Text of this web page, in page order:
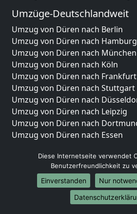
Umzüge-Deutschlandweit
Umzug von Düren nach Berlin
Umzug von Düren nach Hamburg
Umzug von Düren nach München
Umzug von Düren nach Köln
Umzug von Düren nach
Umzug von Düren nach Stuttgart
Umzug von Düren nach
Umzug von Düren nach Leipzig
Umzug von Düren nach
Umzug von Düren nach Essen
Umzug von Düren nach Dresden
Umzug von Düren nach
Umzug von Düren nach
Umzug von Düren nach Duisburg
Umzug von Düren nach Bochum
Diese Internetseite verwendet
Benutzerfreundlichkeit zu
Einverstanden
Nur